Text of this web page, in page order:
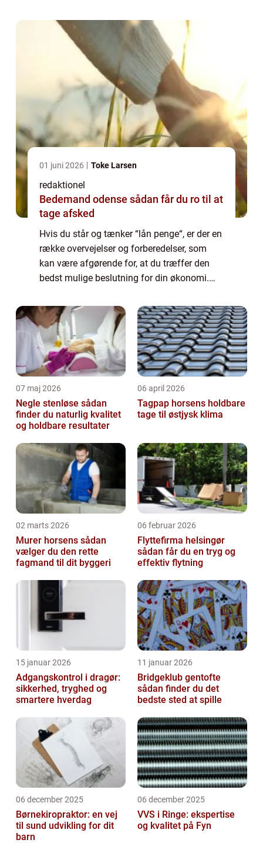
01 juni 2026 Toke Larsen
redaktionel
Bedemand odense sådan får du ro til at
tage afsked
Hvis du står og tænker “lån penge“, er der en
række overvejelser og forberedelser, som
kan være afgørende for, at du træffer den
bedst mulige beslutning for din økonomi.
07 maj 2026
Negle stenløse sådan
finder du naturlig kvalitet
og holdbare resultater
06 april 2026
Tagpap horsens holdbare
tage til østjysk klima
02 marts 2026
Murer horsens sådan
vælger du den rette
fagmand til dit byggeri
06 februar 2026
Flyttefirma helsingør
sådan får du en tryg og
effektiv flytning
15 januar 2026
Adgangskontrol i dragør:
sikkerhed, tryghed og
smartere hverdag
11 januar 2026
Bridgeklub gentofte
sådan finder du det
bedste sted at spille
06 december 2025
Børnekiropraktor: en vej
til sund udvikling for dit
barn
06 december 2025
VVS i Ringe: ekspertise
og kvalitet på Fyn